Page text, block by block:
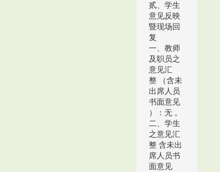
贰、学生
意见反映
暨现场回
复
一、教师
及职员之
意见汇
整 （含未
出席人员
书面意见
）：无 。
二、学生
之意见汇
整 含未出
席人员书
面意见